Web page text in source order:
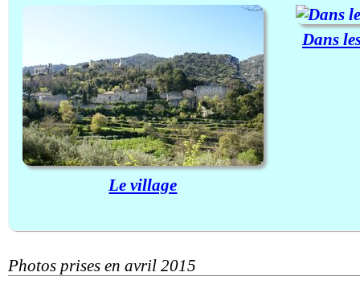
Le village
Dans
Photos prises en avril 2015